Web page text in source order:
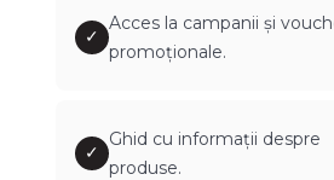
✓
Acces la campanii și
promoționale.
✓
Ghid cu informații despre
produse.